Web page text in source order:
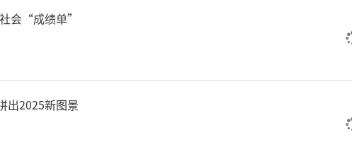
会“成绩单”
出2025新图景